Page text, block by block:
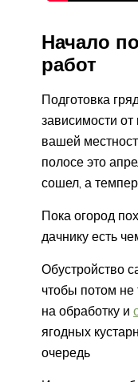
Начало
работ
Подготовка
зависимости от
вашей
полосе это
сошел, а
Пока огород
дачнику есть
Обустройство
чтобы потом не
на обработку и
ягодных
очередь